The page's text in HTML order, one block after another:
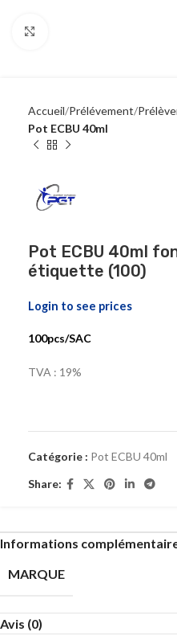
Accueil Prélévement
Pot ECBU 40ml
Pot ECBU 40ml
étiquette (100)
Login to see prices
100pcs/SAC
TVA : 19%
Catégorie : Pot ECBU 40ml
Share:
Informations
MARQUE
Avis (0)